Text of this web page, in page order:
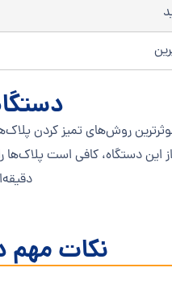
روش‌های تمیز کردن
نکات مهم